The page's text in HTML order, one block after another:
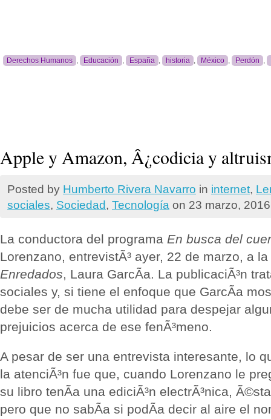
Derechos Humanos , Educación , España , historia , México , Perdón ,
Apple y Amazon, Â¿codicia y
Posted by Humberto Rivera Navarro in internet,
sociales, Sociedad, Tecnologí­a on 23 marzo, 2016
La conductora del programa En busca del
Lorenzano, entrevistÃ³ ayer, 22 de marzo, a
Enredados, Laura GarcÃ­a. La publicaciÃ³n
sociales y, si tiene el enfoque que GarcÃ­a
debe ser de mucha utilidad para despejar
prejuicios acerca de ese fenÃ³meno.
A pesar de ser una entrevista interesante, lo
la atenciÃ³n fue que, cuando Lorenzano le
su libro tenÃ­a una ediciÃ³n electrÃ³nica,
pero que no sabÃ­a si podÃ­a decir al aire el